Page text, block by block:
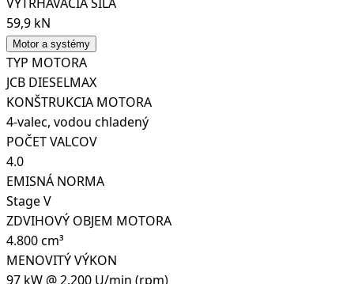
59,9 kN
Motor a systémy
TYP MOTORA
JCB DIESELMAX
KONŠTRUKCIA MOTORA
4-valec, vodou chladený
POČET VALCOV
4.0
EMISNÁ NORMA
Stage V
ZDVIHOVÝ OBJEM MOTORA
4.800 cm³
MENOVITÝ VÝKON
97 kW @ 2.200 U/min (rpm)